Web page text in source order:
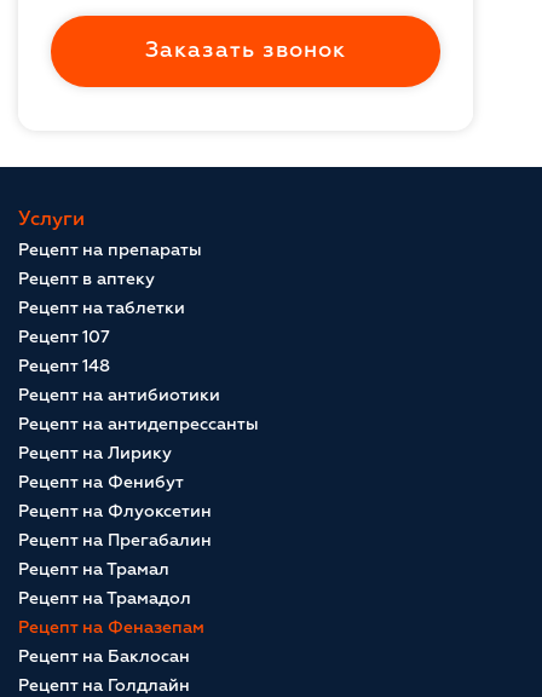
Заказать звонок
Услуги
Рецепт на препараты
Рецепт в аптеку
Рецепт на таблетки
Рецепт 107
Рецепт 148
Рецепт на антибиотики
Рецепт на антидепрессанты
Рецепт на Лирику
Рецепт на Фенибут
Рецепт на Флуоксетин
Рецепт на Прегабалин
Рецепт на Трамал
Рецепт на Трамадол
Рецепт на Феназепам
Рецепт на Баклосан
Рецепт на Голдлайн